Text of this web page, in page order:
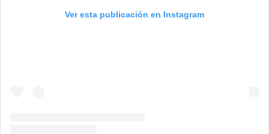
Ver esta publicación en Instagram